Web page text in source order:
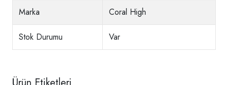
Marka Coral High
Stok Durumu Var